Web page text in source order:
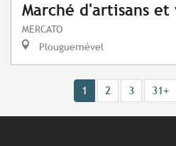
Marché d'artisans
MERCATO
Plouguernével
1 2 3 31+